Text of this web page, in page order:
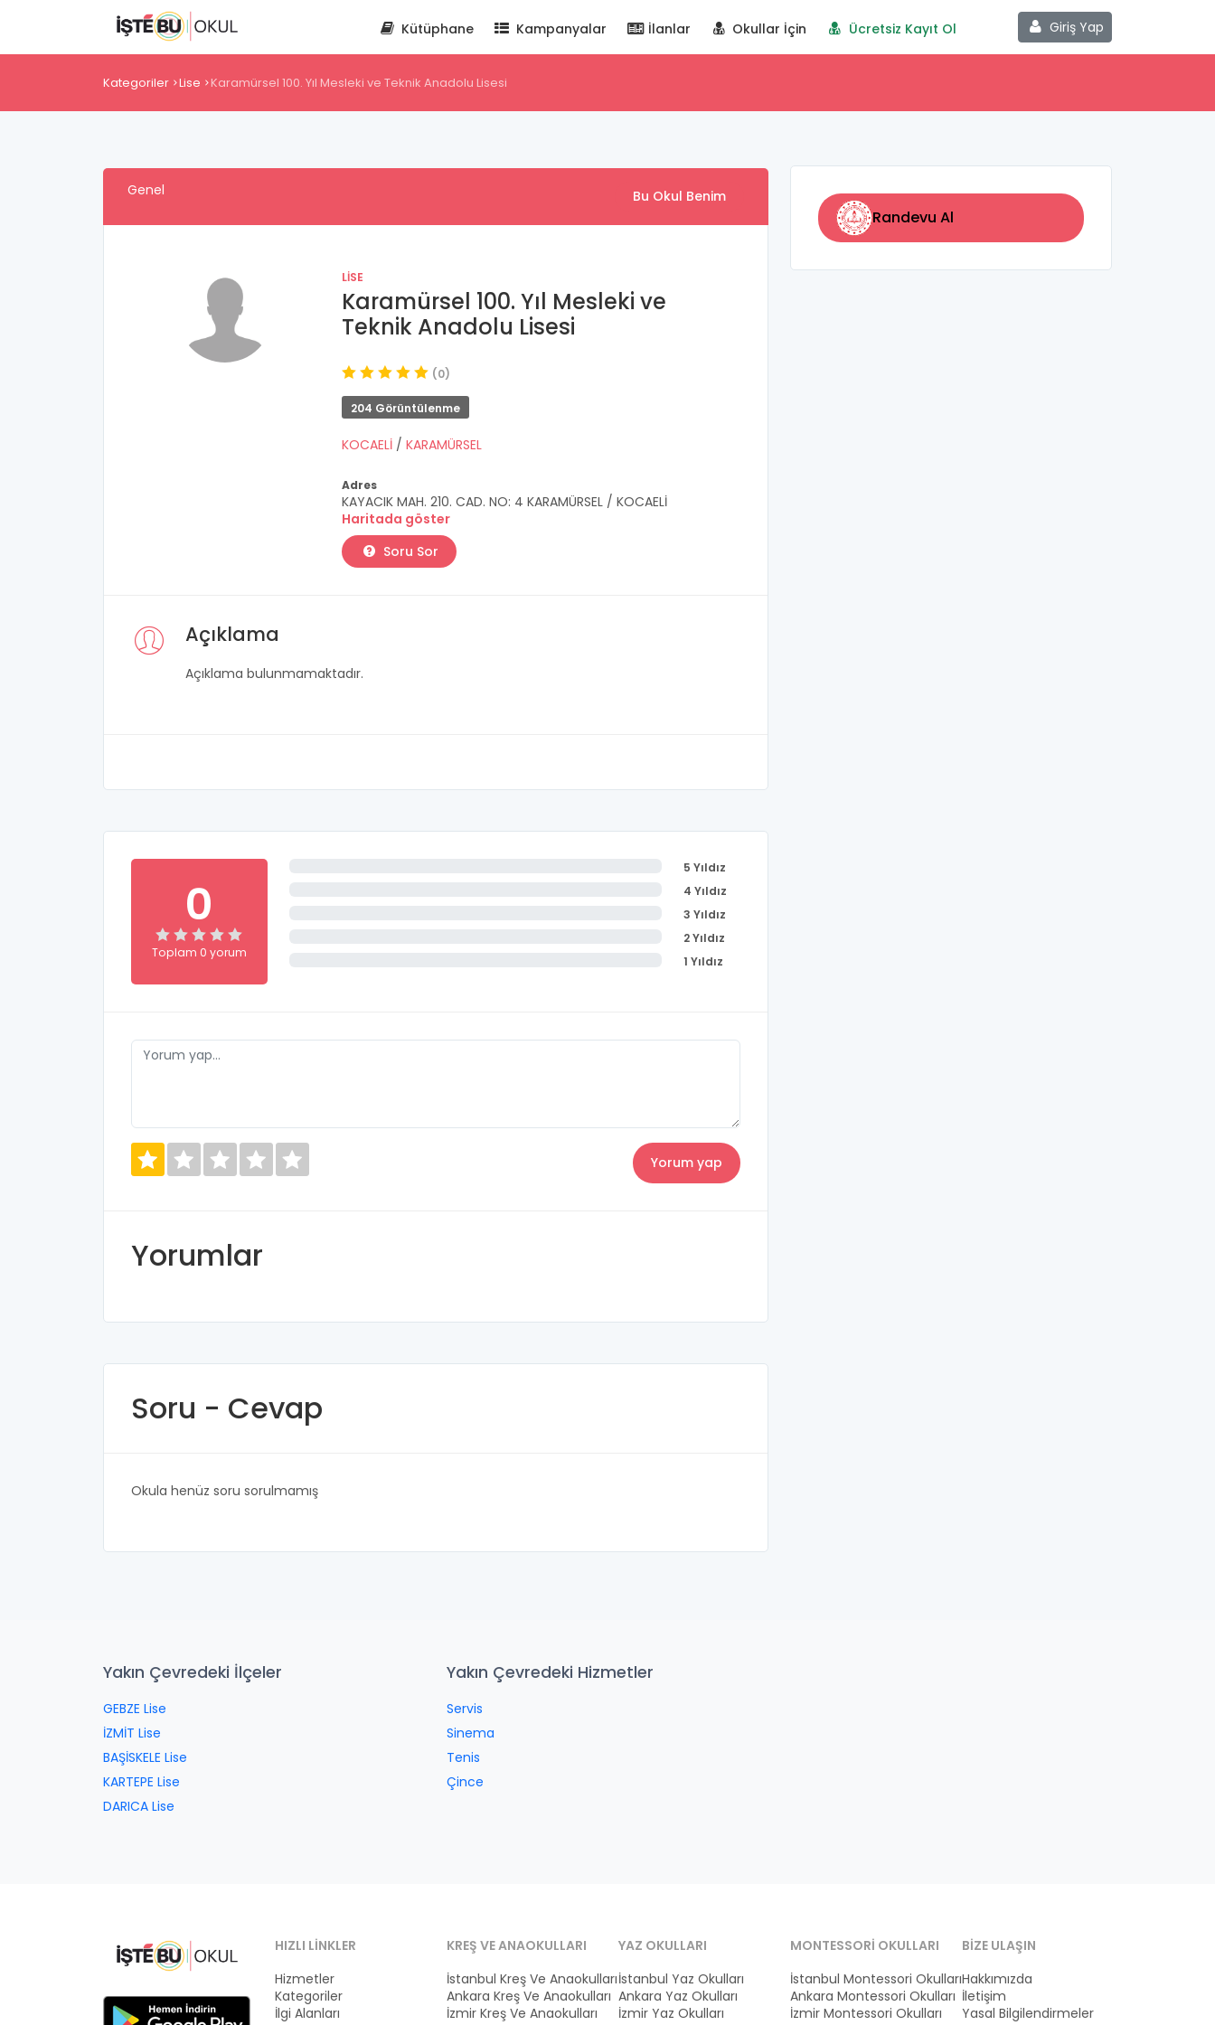
Giriş Yap
Kütüphane Kampanyalar İlanlar Okullar İçin Ücretsiz Kayıt Ol
Kategoriler Lise Karamürsel 100. Yıl Mesleki ve Teknik Anadolu Lisesi
Genel Bu Okul Benim
LISE
Karamürsel 100. Yıl Mesleki ve
Teknik Anadolu Lisesi
(0)
204 Görüntülenme
KOCAELİ / KARAMÜRSEL
Adres
KAYACIK MAH. 210. CAD. NO: 4 KARAMÜRSEL / KOCAELİ
Haritada göster
Soru Sor
Açıklama
Açıklama bulunmamaktadır.
0
Toplam 0 yorum
5 Yıldız
4 Yıldız
3 Yıldız
2 Yıldız
1 Yıldız
Yorumlar
Soru - Cevap
Okula henüz soru sorulmamış
Randevu Al
Yakın Çevredeki İlçeler
GEBZE Lise
İZMİT Lise
BAŞİSKELE Lise
KARTEPE Lise
DARICA Lise
Yakın Çevredeki Hizmetler
Servis
Sinema
Tenis
Çince
HIZLI LINKLER
Hizmetler
Kategoriler
İlgi Alanları
KREŞ VE ANAOKULLARI
İstanbul Kreş Ve Anaokulları
Ankara Kreş Ve Anaokulları
İzmir Kreş Ve Anaokulları
YAZ OKULLARI
İstanbul Yaz Okulları
Ankara Yaz Okulları
İzmir Yaz Okulları
MONTESSORI OKULLARI
İstanbul Montessori Okulları
Ankara Montessori Okulları
İzmir Montessori Okulları
BIZE ULAŞIN
Hakkımızda
İletişim
Yasal Bilgilendirmeler